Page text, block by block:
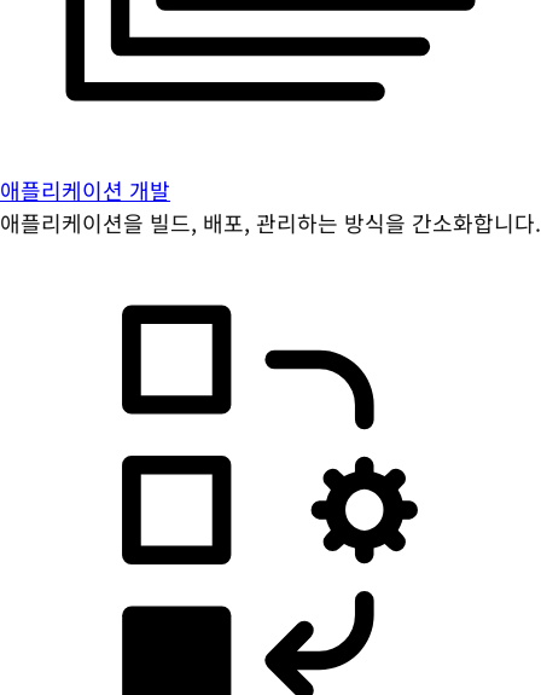
애플리케이션 개발
애플리케이션을 빌드, 배포, 관리하는 방식을 간소화합니다.